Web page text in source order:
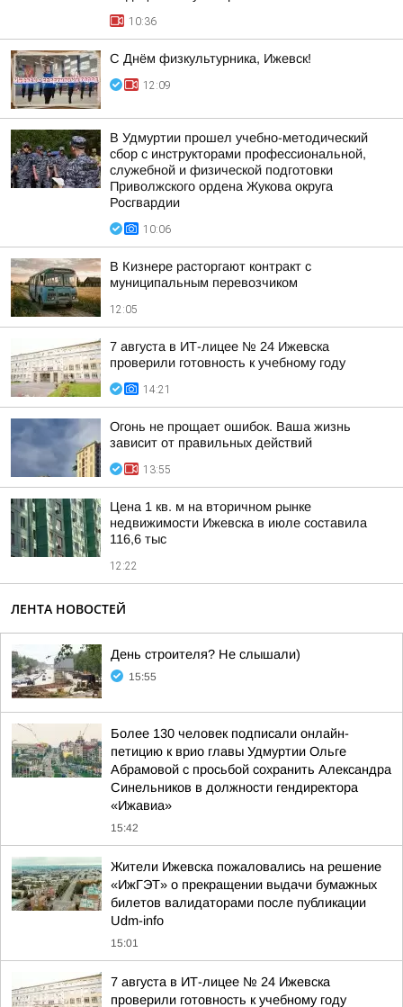
10:36
С Днём физкультурника, Ижевск!
12:09
В Удмуртии прошел учебно-методический
сбор с инструкторами профессиональной,
служебной и физической подготовки
Приволжского ордена Жукова округа
Росгвардии
10:06
В Кизнере расторгают контракт с
муниципальным перевозчиком
12:05
7 августа в ИТ-лицее № 24 Ижевска
проверили готовность к учебному году
14:21
Огонь не прощает ошибок. Ваша жизнь
зависит от правильных действий
13:55
Цена 1 кв. м на вторичном рынке
недвижимости Ижевска в июле составила
116,6 тыс
12:22
ЛЕНТА НОВОСТЕЙ
День строителя? Не слышали)
15:55
Более 130 человек подписали онлайн-
петицию к врио главы Удмуртии Ольге
Абрамовой с просьбой сохранить Александра
Синельников в должности гендиректора
«Ижавиа»
15:42
Жители Ижевска пожаловались на решение
«ИжГЭТ» о прекращении выдачи бумажных
билетов валидаторами после публикации
Udm-info
15:01
7 августа в ИТ-лицее № 24 Ижевска
проверили готовность к учебному году